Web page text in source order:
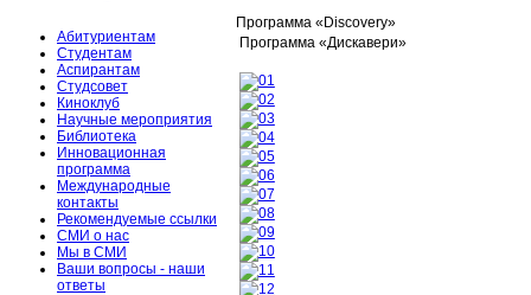
Абитуриентам
Студентам
Аспирантам
Студсовет
Киноклуб
Научные мероприятия
Библиотека
Инновационная
программа
Международные
контакты
Рекомендуемые ссылки
СМИ о нас
Мы в СМИ
Ваши вопросы - наши
ответы
Программа «Discovery»
Программа «Дискавери»